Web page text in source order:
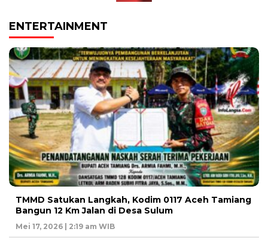
ENTERTAINMENT
TMMD Satukan Langkah, Kodim 0117 Aceh Tamiang
Bangun 12 Km Jalan di Desa Sulum
Mei 17, 2026 | 2:19 am WIB